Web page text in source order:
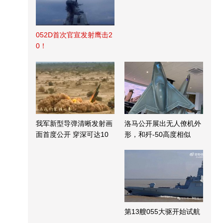
052D首次官宣发射鹰击2
0！
我军新型导弹清晰发射画
面首度公开 穿深可达10
洛马公开展出无人僚机外
形，和歼-50高度相似
第13艘055大驱开始试航